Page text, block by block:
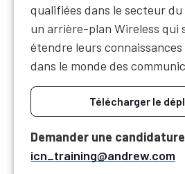
qualifiées dans le secteur du
un arrière-plan Wireless qui
étendre leurs
dans le monde des
Télécharger le
Demander une
icn_training@andrew.com